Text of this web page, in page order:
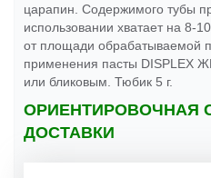
царапин. Содержимого тубы
использовании хватает на 8-
от площади обрабатываемой
применения пасты DISPLEX
или бликовым. Тюбик 5 г.
ОРИЕНТИРОВОЧНАЯ
ДОСТАВКИ